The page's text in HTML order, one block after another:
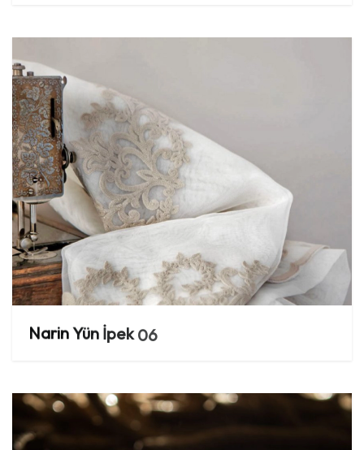
NarinYün İpek 06